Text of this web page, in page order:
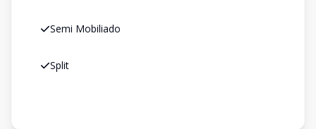
Semi Mobiliado
Split